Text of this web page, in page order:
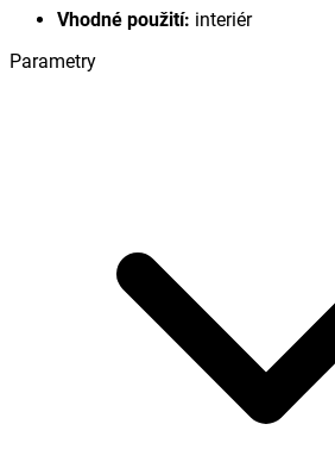
Vhodné použití: interiér
Parametry